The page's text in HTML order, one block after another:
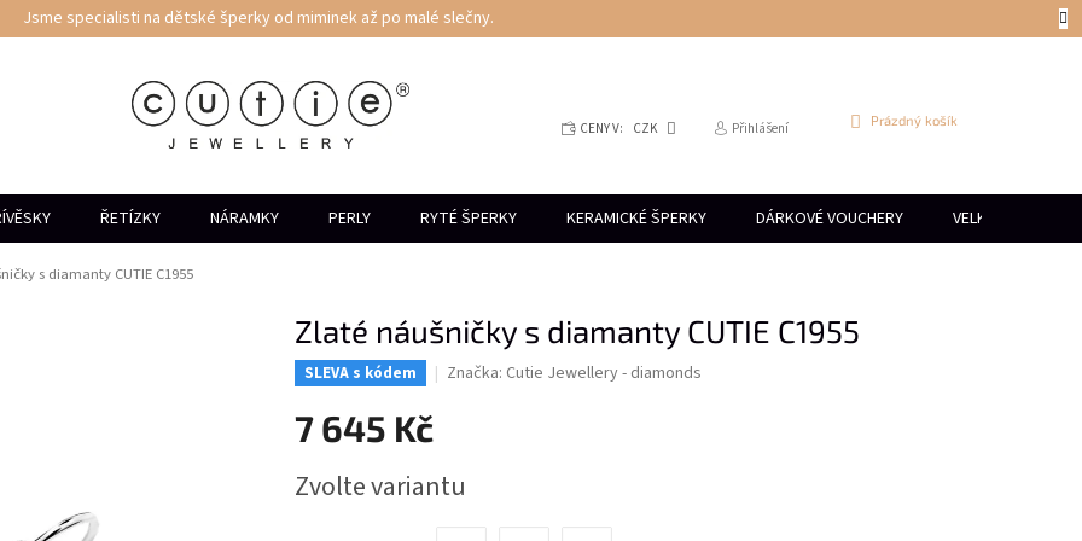
Jsme specialisti na dětské šperky od miminek až po malé slečny.
CENY V: CZK Přihlášení
NÁKUPNÍ
Prázdný košík
ŘETÍZKY NÁRAMKY PERLY RYTÉ ŠPERKY KERAMICKÉ ŠPERKY DÁRKOVÉ VOUCHERY VELKOOBCHOD
s diamanty CUTIE C1955
Zlaté náušničky s diamanty CUTIE C1955
SLEVA s kódem Značka: Cutie Jewellery - diamonds
7 645 Kč
cena:
Zvolte variantu